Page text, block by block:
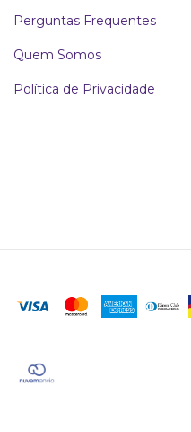
Perguntas Frequentes
Quem Somos
Política de Privacidade